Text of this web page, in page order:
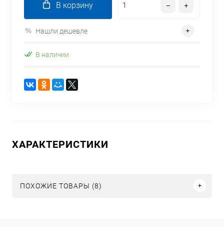
В корзину
Нашли дешевле
В наличии
ХАРАКТЕРИСТИКИ
ПОХОЖИЕ ТОВАРЫ (8)